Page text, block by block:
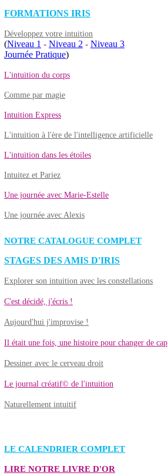
FORMATIONS IRIS
Développez votre intuition
(Niveau 1 - Niveau 2 - Niveau 3
Journée Pratique)
L'intuition du corps
Comme par magie
Intuition Express
L'intuition à l'ère de l'intelligence artificielle
L'intuition dans les étoiles
Intuitez et Pariez
Une journée avec Marie-Estelle
Une journée avec Alexis
NOTRE CATALOGUE COMPLET
STAGES DES AMIS D'IRIS
Explorer son intuition avec les constellations
C'est décidé, j'écris !
Aujourd'hui j'improvise !
Il était une fois, une histoire pour changer de cap
Dessiner avec le cerveau droit
Le journal créatif© de l'intuition
Naturellement intuitif
LE CALENDRIER COMPLET
LIRE NOTRE LIVRE D'OR